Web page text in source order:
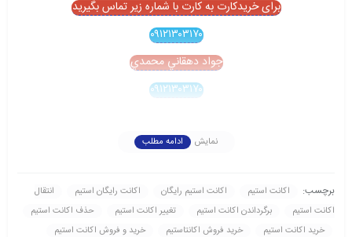
برای خریدکارت به کارت با شماره زیر تماس بگیرید
۰۹۱۲۱۳۰۳۱۷۰
جواد دهقاني محمدي
۰۹۱۲۱۳۰۳۱۷۰
نمایش ادامه مطلب
برچسب: اکانت استیم اکانت استیم رايگان اکانت رايگان استیم
انتقال
اکانت استیم
برگرداندن اکانت استیم تغيير اکانت استیم
حذف اکانت استیم
خريد اکانت استیم
خريد فروش اکانتاستیم
خريد و فروش اکانت استیم